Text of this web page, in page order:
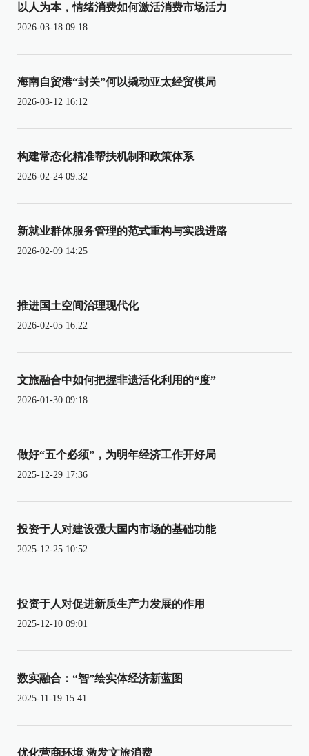
以人为本，情绪消费如何激活消费市场活力
2026-03-18 09:18
海南自贸港“封关”何以撬动亚太经贸棋局
2026-03-12 16:12
构建常态化精准帮扶机制和政策体系
2026-02-24 09:32
新就业群体服务管理的范式重构与实践进路
2026-02-09 14:25
推进国土空间治理现代化
2026-02-05 16:22
文旅融合中如何把握非遗活化利用的“度”
2026-01-30 09:18
做好“五个必须”，为明年经济工作开好局
2025-12-29 17:36
投资于人对建设强大国内市场的基础功能
2025-12-25 10:52
投资于人对促进新质生产力发展的作用
2025-12-10 09:01
数实融合：“智”绘实体经济新蓝图
2025-11-19 15:41
优化营商环境 激发文旅消费